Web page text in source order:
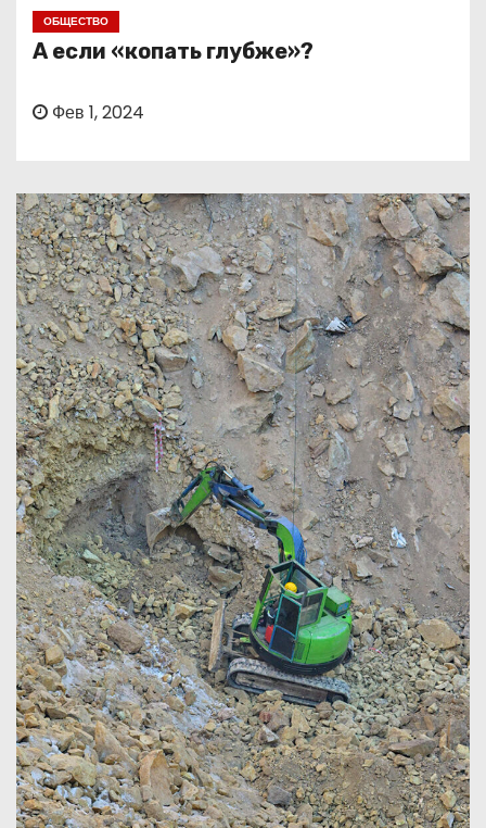
ОБЩЕСТВО
А если «копать глубже»?
Фев 1, 2024